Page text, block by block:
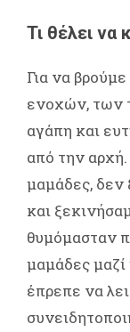
Τι θέλει να
Για να
ενοχών, των
αγάπη και
από την
μαμάδες, δεν
και
θυμόμασταν
μαμάδες
έπρεπε να